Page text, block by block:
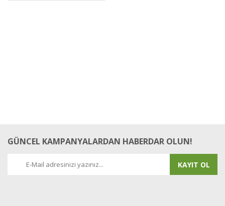
GÜNCEL KAMPANYALARDAN HABERDAR OLUN!
KAYIT OL